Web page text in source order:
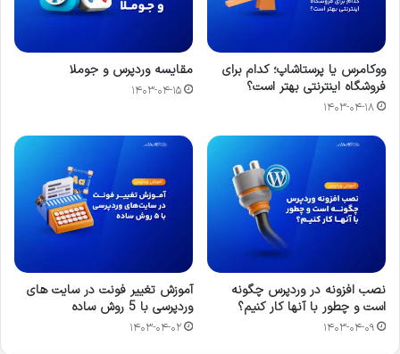
ووکامرس یا پرستاشاپ؛ کدام برای
فروشگاه اینترنتی بهتر است؟
۱۴۰۳-۰۴-۱۸
مقایسه وردپرس و جوملا
۱۴۰۳-۰۴-۱۵
نصب افزونه در وردپرس چگونه
است و چطور با آنها کار کنیم؟
۱۴۰۳-۰۴-۰۹
آموزش تغییر فونت در سایت های
وردپرسی با 5 روش ساده
۱۴۰۳-۰۴-۰۲